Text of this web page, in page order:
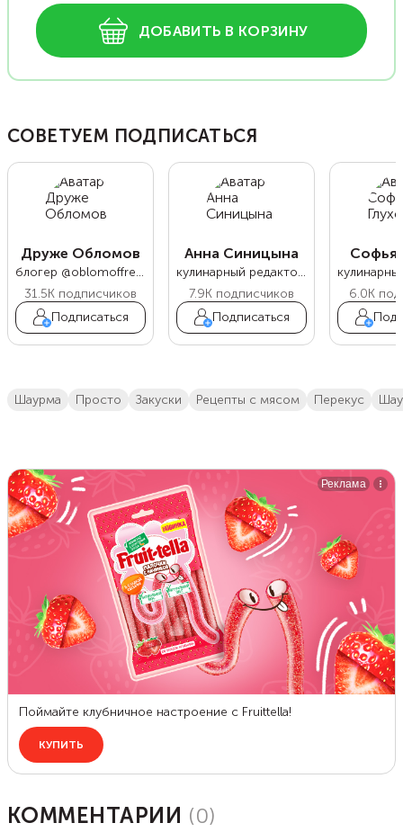
ДОБАВИТЬ В КОРЗИНУ
СОВЕТУЕМ ПОДПИСАТЬСЯ
Друже Обломов
блогер @oblomoffrecipe
31.5K подписчиков
Подписаться
Анна Синицына
кулинарный редактор Food.ru
7.9K подписчиков
Подписаться
Софья
6.0K
шаурма просто закуски Рецепты с мясом перекус
КОММЕНТАРИИ (0)